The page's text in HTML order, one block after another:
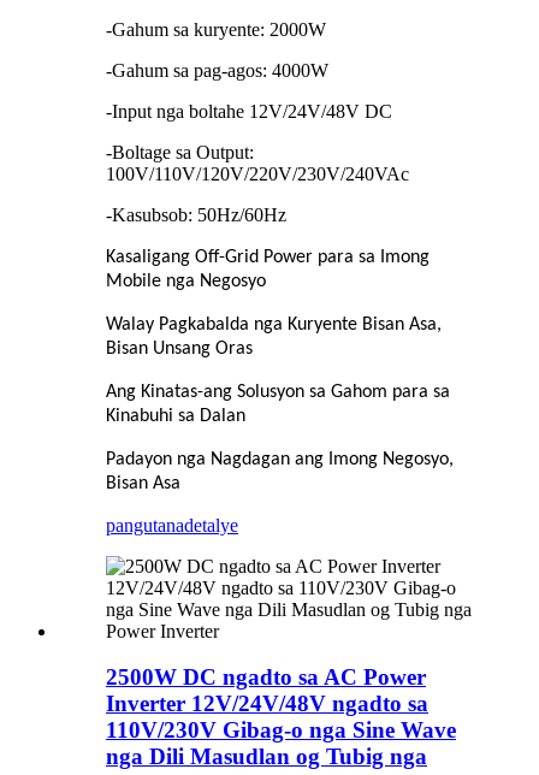
-Gahum sa kuryente: 2000W
-Gahum sa pag-agos: 4000W
-Input nga boltahe 12V/24V/48V DC
-Boltage sa Output:
100V/110V/120V/220V/230V/240VAc
-Kasubsob: 50Hz/60Hz
Kasaligang Off-Grid Power para sa Imong
Mobile nga Negosyo
Walay Pagkabalda nga Kuryente Bisan Asa,
Bisan Unsang Oras
Ang Kinatas-ang Solusyon sa Gahom para sa
Kinabuhi sa Dalan
Padayon nga Nagdagan ang Imong Negosyo,
Bisan Asa
pangutanadetalye
2500W DC ngadto sa AC Power
Inverter 12V/24V/48V ngadto sa
110V/230V Gibag-o nga Sine Wave
nga Dili Masudlan og Tubig nga